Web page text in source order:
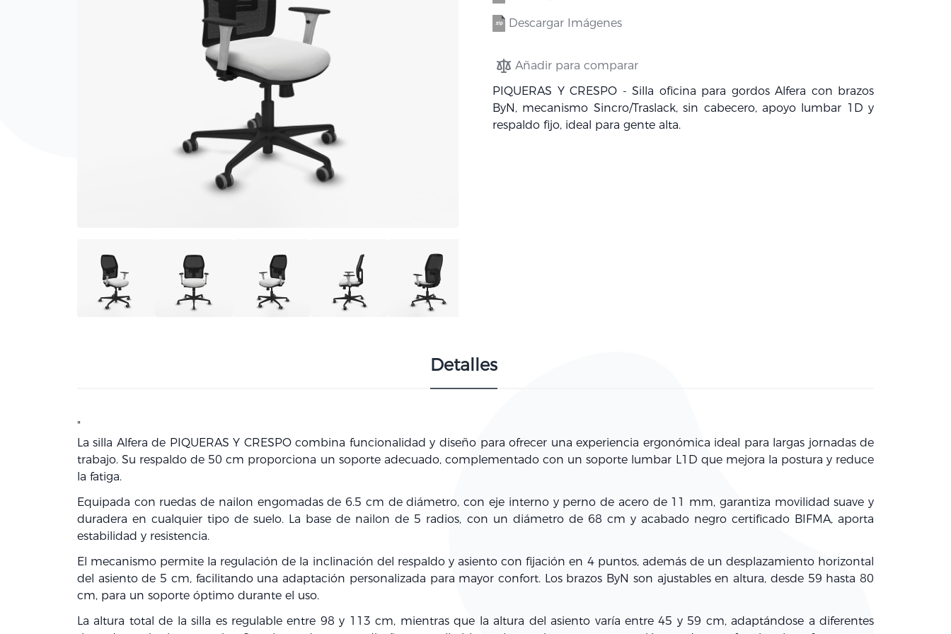
Descargar Imágenes
Añadir para comparar
PIQUERAS Y CRESPO - Silla oficina para gordos Alfera con brazos
ByN, mecanismo Sincro/Traslack, sin cabecero, apoyo lumbar 1D y
respaldo fijo, ideal para gente alta.
Detalles
"
La silla Alfera de PIQUERAS Y CRESPO combina funcionalidad y diseño para ofrecer una experiencia ergonómica ideal para largas jornadas de
trabajo. Su respaldo de 50 cm proporciona un soporte adecuado, complementado con un soporte lumbar L1D que mejora la postura y reduce
la fatiga.
Equipada con ruedas de nailon engomadas de 6.5 cm de diámetro, con eje interno y perno de acero de 11 mm, garantiza movilidad suave y
duradera en cualquier tipo de suelo. La base de nailon de 5 radios, con un diámetro de 68 cm y acabado negro certificado BIFMA, aporta
estabilidad y resistencia.
El mecanismo permite la regulación de la inclinación del respaldo y asiento con fijación en 4 puntos, además de un desplazamiento horizontal
del asiento de 5 cm, facilitando una adaptación personalizada para mayor confort. Los brazos ByN son ajustables en altura, desde 59 hasta 80
cm, para un soporte óptimo durante el uso.
La altura total de la silla es regulable entre 98 y 113 cm, mientras que la altura del asiento varía entre 45 y 59 cm, adaptándose a diferentes